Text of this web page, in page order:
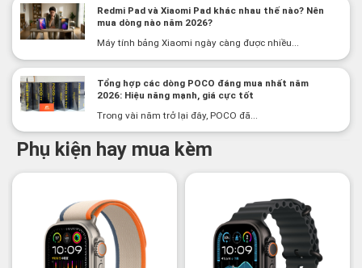
Redmi Pad và Xiaomi Pad khác nhau thế nào? Nên
mua dòng nào năm 2026?
Máy tính bảng Xiaomi ngày càng được nhiều...
Tổng hợp các dòng POCO đáng mua nhất năm
2026: Hiệu năng mạnh, giá cực tốt
Trong vài năm trở lại đây, POCO đã...
Phụ kiện hay mua kèm